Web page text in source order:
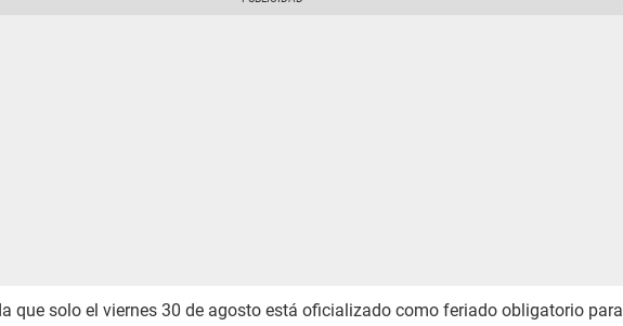
que solo el viernes 30 de agosto está oficializado como feriado obligatorio para